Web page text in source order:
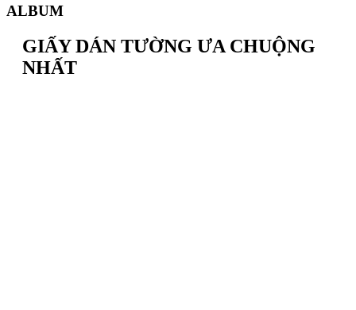
ALBUM
GIẤY DÁN TƯỜNG ƯA CHUỘNG
NHẤT